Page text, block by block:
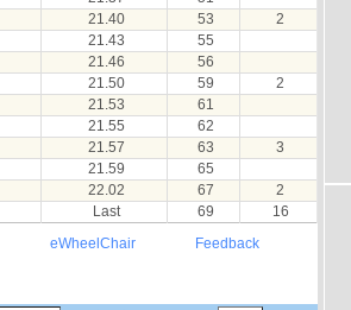
21.40 53
2
21.43
55
21.46
56
21.50 59
2
21.53
61
21.55
62
21.57 63
3
21.59
65
22.02 67
2
Last 69
16
eWheelChair Feedback